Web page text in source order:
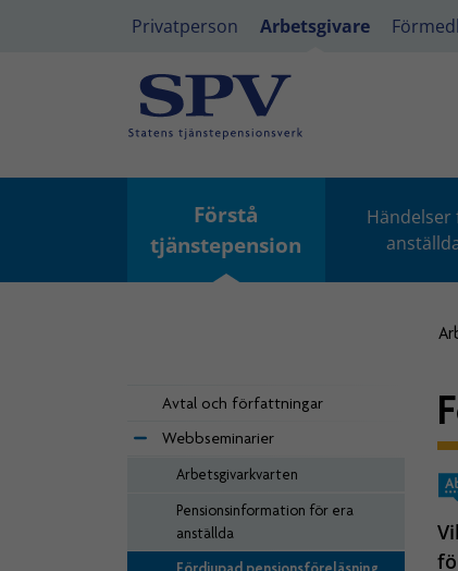
Privatperson Arbetsgivare
Förstå
tjänstepension
Händelser
Avtal och författningar
Webbseminarier
Arbetsgivarkvarten
Pensionsinformation för era
anställda